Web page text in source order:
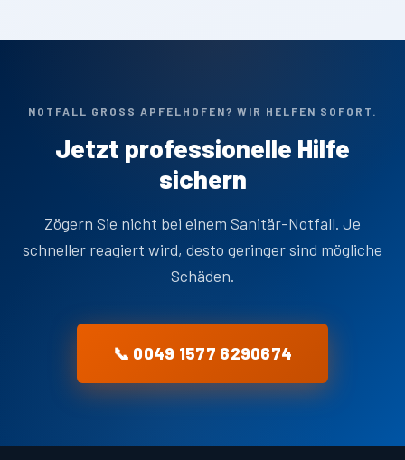
NOTFALL GROSS APFELHOFEN? WIR HELFEN SOFORT.
Jetzt professionelle Hilfe
sichern
Zögern Sie nicht bei einem Sanitär-Notfall. Je
schneller reagiert wird, desto geringer sind mögliche
Schäden.
📞 0049 1577 6290674